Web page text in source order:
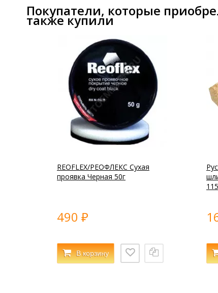
Покупатели, которые
также купили
REOFLEX/РЕОФЛЕКС Сухая
проявка Черная 50г
490 ₽
В корзину